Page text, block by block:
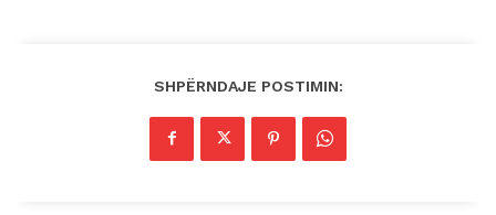
SHPËRNDAJE POSTIMIN: